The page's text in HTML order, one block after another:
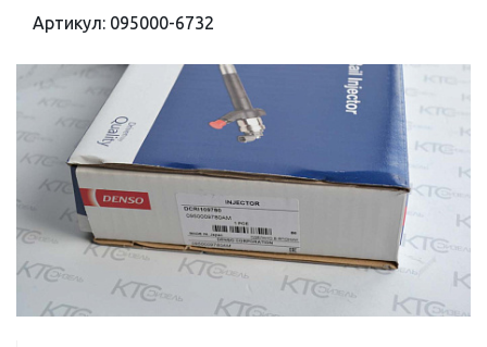
Артикул: 095000-6732